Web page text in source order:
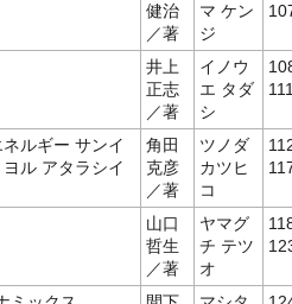
健治
／著
マ ケン
ジ
井上
正志
／著
イノウ
エ タダ
シ
ルギー サンイ
ル アタラシイ
角田
克彦
／著
ツノダ
カツヒ
コ
山口
哲生
／著
ヤマグ
チ テツ
オ